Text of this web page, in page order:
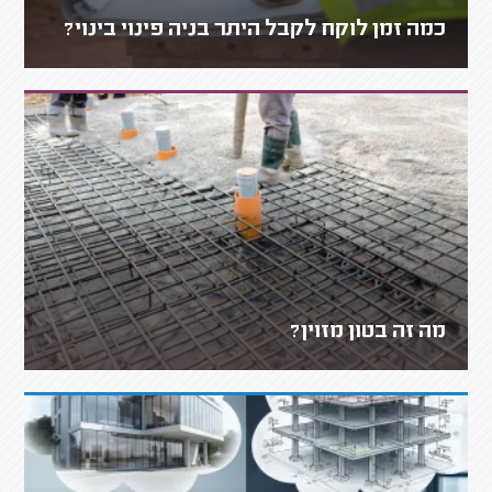
כמה זמן לוקח לקבל היתר בניה פינוי בינוי?
מה זה בטון מזוין?